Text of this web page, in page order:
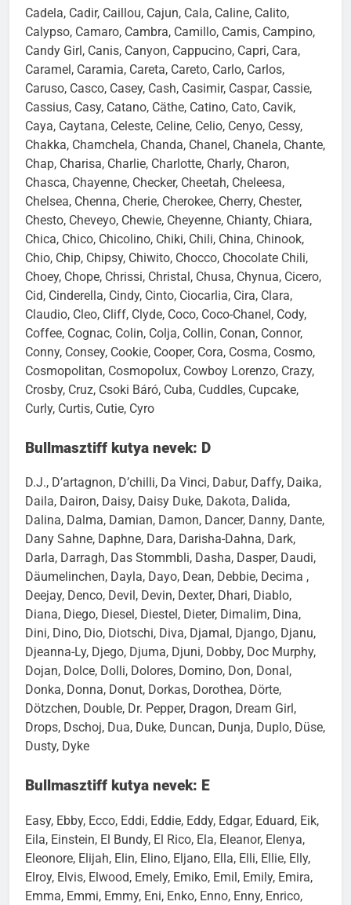
Cadela, Cadir, Caillou, Cajun, Cala, Caline, Calito,
Calypso, Camaro, Cambra, Camillo, Camis, Campino,
Candy Girl, Canis, Canyon, Cappucino, Capri, Cara,
Caramel, Caramia, Careta, Careto, Carlo, Carlos,
Caruso, Casco, Casey, Cash, Casimir, Caspar, Cassie,
Cassius, Casy, Catano, Cäthe, Catino, Cato, Cavik,
Caya, Caytana, Celeste, Celine, Celio, Cenyo, Cessy,
Chakka, Chamchela, Chanda, Chanel, Chanela, Chante,
Chap, Charisa, Charlie, Charlotte, Charly, Charon,
Chasca, Chayenne, Checker, Cheetah, Cheleesa,
Chelsea, Chenna, Cherie, Cherokee, Cherry, Chester,
Chesto, Cheveyo, Chewie, Cheyenne, Chianty, Chiara,
Chica, Chico, Chicolino, Chiki, Chili, China, Chinook,
Chio, Chip, Chipsy, Chiwito, Chocco, Chocolate Chili,
Choey, Chope, Chrissi, Christal, Chusa, Chynua, Cicero,
Cid, Cinderella, Cindy, Cinto, Ciocarlia, Cira, Clara,
Claudio, Cleo, Cliff, Clyde, Coco, Coco-Chanel, Cody,
Coffee, Cognac, Colin, Colja, Collin, Conan, Connor,
Conny, Consey, Cookie, Cooper, Cora, Cosma, Cosmo,
Cosmopolitan, Cosmopolux, Cowboy Lorenzo, Crazy,
Crosby, Cruz, Csoki Báró, Cuba, Cuddles, Cupcake,
Curly, Curtis, Cutie, Cyro
Bullmasztiff kutya nevek: D
D.J., D’artagnon, D’chilli, Da Vinci, Dabur, Daffy, Daika,
Daila, Dairon, Daisy, Daisy Duke, Dakota, Dalida,
Dalina, Dalma, Damian, Damon, Dancer, Danny, Dante,
Dany Sahne, Daphne, Dara, Darisha-Dahna, Dark,
Darla, Darragh, Das Stommbli, Dasha, Dasper, Daudi,
Däumelinchen, Dayla, Dayo, Dean, Debbie, Decima ,
Deejay, Denco, Devil, Devin, Dexter, Dhari, Diablo,
Diana, Diego, Diesel, Diestel, Dieter, Dimalim, Dina,
Dini, Dino, Dio, Diotschi, Diva, Djamal, Django, Djanu,
Djeanna-Ly, Djego, Djuma, Djuni, Dobby, Doc Murphy,
Dojan, Dolce, Dolli, Dolores, Domino, Don, Donal,
Donka, Donna, Donut, Dorkas, Dorothea, Dörte,
Dötzchen, Double, Dr. Pepper, Dragon, Dream Girl,
Drops, Dschoj, Dua, Duke, Duncan, Dunja, Duplo, Düse,
Dusty, Dyke
Bullmasztiff kutya nevek: E
Easy, Ebby, Ecco, Eddi, Eddie, Eddy, Edgar, Eduard, Eik,
Eila, Einstein, El Bundy, El Rico, Ela, Eleanor, Elenya,
Eleonore, Elijah, Elin, Elino, Eljano, Ella, Elli, Ellie, Elly,
Elroy, Elvis, Elwood, Emely, Emiko, Emil, Emily, Emira,
Emma, Emmi, Emmy, Eni, Enko, Enno, Enny, Enrico,